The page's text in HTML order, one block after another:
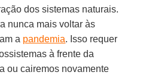
dos sistemas naturais.
nunca mais voltar às
a pandemia. Isso requer
à frente da
ou cairemos novamente